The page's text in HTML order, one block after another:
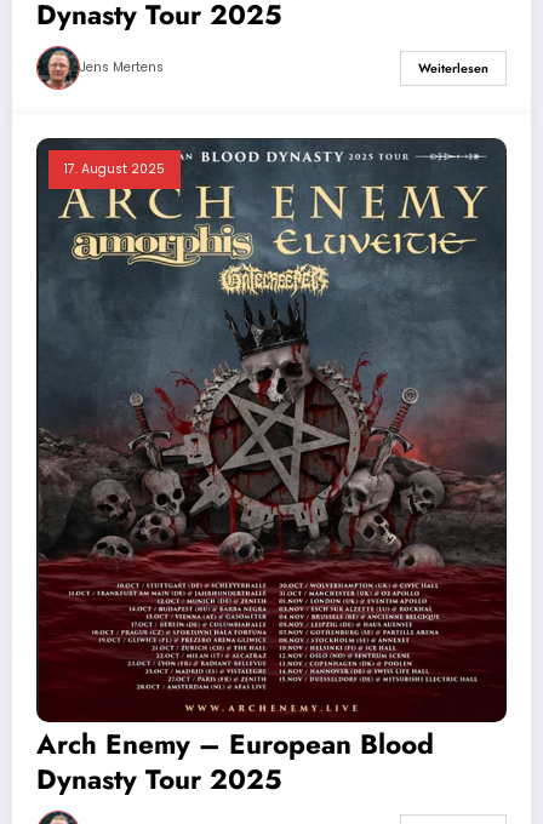
Dynasty Tour 2025
Jens Mertens Weiterlesen
17. August 2025
Arch Enemy – European Blood
Dynasty Tour 2025